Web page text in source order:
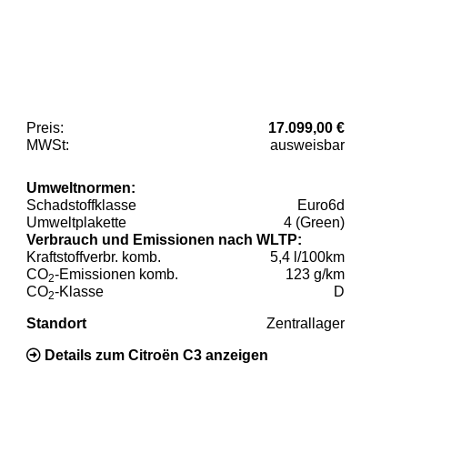
Preis:
17.099,00 €
MWSt:
ausweisbar
Umweltnormen:
Schadstoffklasse
Euro6d
Umweltplakette
4 (Green)
Verbrauch und Emissionen nach WLTP:
Kraftstoffverbr. komb.
5,4 l/100km
CO2-Emissionen komb.
123 g/km
CO2-Klasse D
Standort Zentrallager
Details zum Citroën C3 anzeigen